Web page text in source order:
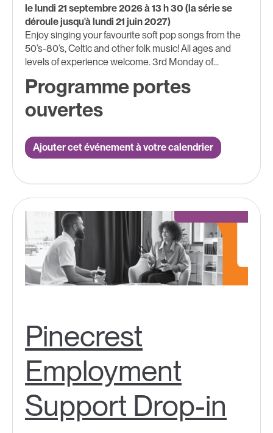
le lundi 21 septembre 2026 à 13 h 30 (la série se
déroule jusqu'à lundi 21 juin 2027)
Enjoy singing your favourite soft pop songs from the
50’s-80’s, Celtic and other folk music! All ages and
levels of experience welcome. 3rd Monday of...
Programme portes
ouvertes
Ajouter cet événement à votre calendrier
Pinecrest
Employment
Support Drop-in